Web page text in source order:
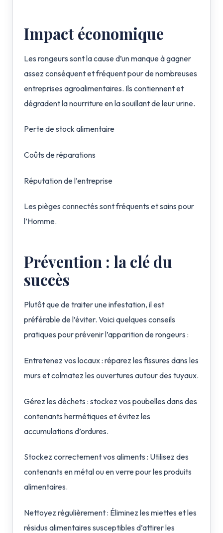
Impact économique
Les rongeurs sont la cause d’un manque à gagner
assez conséquent et fréquent pour de nombreuses
entreprises agroalimentaires. Ils contiennent et
dégradent la nourriture en la souillant de leur urine.
Perte de stock alimentaire
Coûts de réparations
Réputation de l’entreprise
Les pièges connectés sont fréquents et sains pour
l’Homme.
Prévention : la clé du
succès
Plutôt que de traiter une infestation, il est
préférable de l’éviter. Voici quelques conseils
pratiques pour prévenir l’apparition de rongeurs :
Entretenez vos locaux : réparez les fissures dans les
murs et colmatez les ouvertures autour des tuyaux.
Gérez les déchets : stockez vos poubelles dans des
contenants hermétiques et évitez les
accumulations d’ordures.
Stockez correctement vos aliments : Utilisez des
contenants en métal ou en verre pour les produits
alimentaires.
Nettoyez régulièrement : Éliminez les miettes et les
résidus alimentaires susceptibles d’attirer les